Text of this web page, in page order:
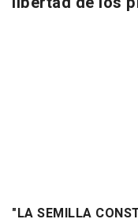
"LA SEMILLA